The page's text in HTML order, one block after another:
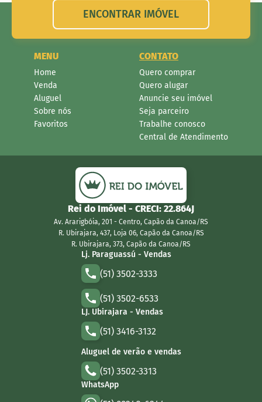
ENCONTRAR IMÓVEL
MENU
Home
Venda
Aluguel
Sobre nós
Favoritos
CONTATO
Quero comprar
Quero alugar
Anuncie seu imóvel
Seja parceiro
Trabalhe conosco
Central de Atendimento
Rei do Imóvel - CRECI: 22.864J
Av. Ararigbóia, 201 - Centro, Capão da Canoa/RS
R. Ubirajara, 437, Loja 06, Capão da Canoa/RS
R. Ubirajara, 373, Capão da Canoa/RS
Lj. Paraguassú - Vendas
(51) 3502-3333
(51) 3502-6533
LJ. Ubirajara - Vendas
(51) 3416-3132
Aluguel de verão e vendas
(51) 3502-3313
WhatsApp